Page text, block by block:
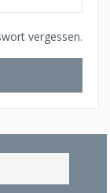
vergessen.